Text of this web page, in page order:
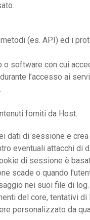
(es. API) ed i
software con cui
l’accesso ai
forniti da Host.
dati di sessione e
eventuali attacchi di
di sessione è
scade o quando
nei suoi file di
del core, tentativi di
personalizzato da